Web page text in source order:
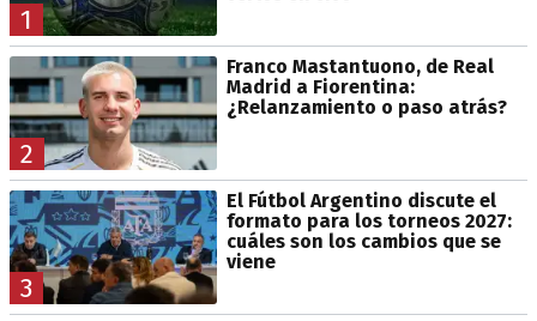
1
2
Franco Mastantuono, de Real
Madrid a Fiorentina:
¿Relanzamiento o paso atrás?
3
El Fútbol Argentino discute el
formato para los torneos 2027:
cuáles son los cambios que se
viene